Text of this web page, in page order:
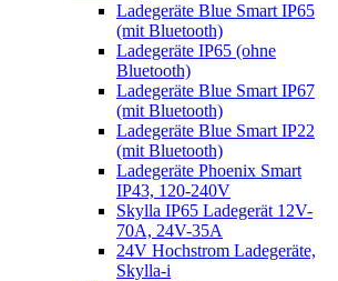
Ladegeräte Blue Smart IP65
(mit Bluetooth)
Ladegeräte IP65 (ohne
Bluetooth)
Ladegeräte Blue Smart IP67
(mit Bluetooth)
Ladegeräte Blue Smart IP22
(mit Bluetooth)
Ladegeräte Phoenix Smart
IP43, 120-240V
Skylla IP65 Ladegerät 12V-
70A, 24V-35A
24V Hochstrom Ladegeräte,
Skylla-i